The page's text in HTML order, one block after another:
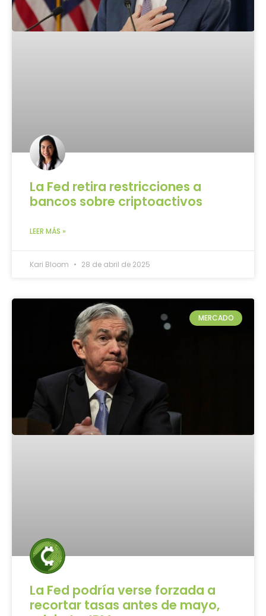
La Fed retira restricciones a
bancos sobre criptoactivos
LEER MÁS »
Kari Bloom 28 de abril de 2025
MERCADO
La Fed podría verse forzada a
recortar tasas antes de mayo,